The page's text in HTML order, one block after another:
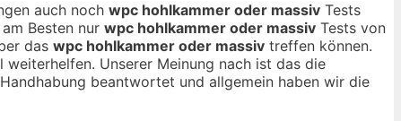
auch noch wpc hohlkammer oder massiv Tests
Besten nur wpc hohlkammer oder massiv Tests von
das wpc hohlkammer oder massiv treffen können.
Unserer Meinung nach ist das die
beantwortet und allgemein haben wir die